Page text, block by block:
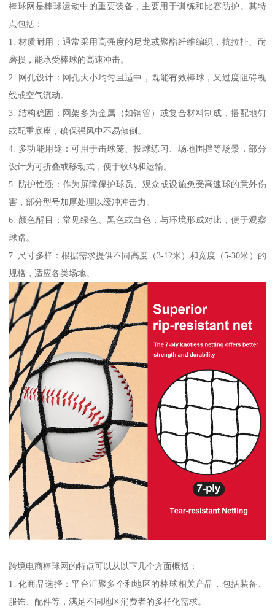
棒球网是棒球运动中的重要装备，主要用于训练和比赛防护。其特
点包括：
1. 材质耐用：通常采用高强度的尼龙或聚酯纤维编织，抗拉扯、耐
磨损，能承受棒球的高速冲击。
2. 网孔设计：网孔大小均匀且适中，既能有效棒球，又过度阻碍视
线或空气流动。
3. 结构稳固：网架多为金属（如钢管）或复合材料制成，搭配地钉
或配重底座，确保强风中不易倾倒。
4. 多功能用途：可用于击球笼、投球练习、场地围挡等场景，部分
设计为可折叠或移动式，便于收纳和运输。
5. 防护性强：作为屏障保护球员、观众或设施免受高速球的意外伤
害，部分型号加厚处理以缓冲冲击力。
6. 颜色醒目：常见绿色、黑色或白色，与环境形成对比，便于观察
球路。
7. 尺寸多样：根据需求提供不同高度（3-12米）和宽度（5-30米）的
规格，适应各类场地。
跨境电商棒球网的特点可以从以下几个方面概括：
1. 化商品选择：平台汇聚多个和地区的棒球相关产品，包括装备、
服饰、配件等，满足不同地区消费者的多样化需求。